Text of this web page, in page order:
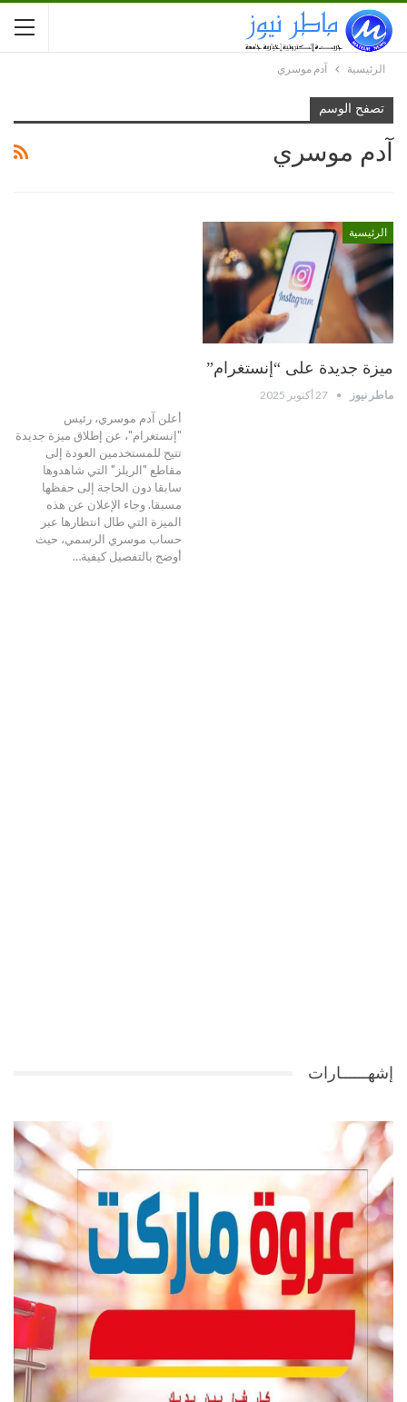
الرئيسية آدم موسري
تصفح الوسم
آدم موسري
الرئيسية
ميزة جديدة على “إنستغرام”
ماطر نيوز 27 أكتوبر 2025
أعلن آدم موسري، رئيس
"إنستغرام"، عن إطلاق ميزة جديدة
تتيح للمستخدمين العودة إلى
مقاطع "الريلز" التي شاهدوها
سابقا دون الحاجة إلى حفظها
مسبقا. وجاء الإعلان عن هذه
الميزة التي طال انتظارها عبر
حساب موسري الرسمي، حيث
أوضح بالتفصيل كيفية…
إشهــــــارات